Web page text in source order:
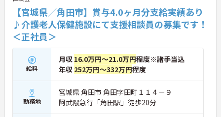
【宮城県／角田市】賞与4.0ヶ月分支給実績あり
♪介護老人保健施設にて支援相談員の募集です！
＜正社員＞
給料
月収 16.0万円～21.0万円程度※諸手当込
年収 252万円～332万円程度
勤務地
宮城県 角田市 角田字田町１１４－９
阿武隈急行「角田駅」徒歩20分